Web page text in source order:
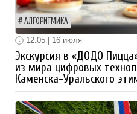
АЛГОРИТМИКА
12:05 | 16 июля
Экскурсия в «ДОДО
из мира цифровых
Каменска-Уральского